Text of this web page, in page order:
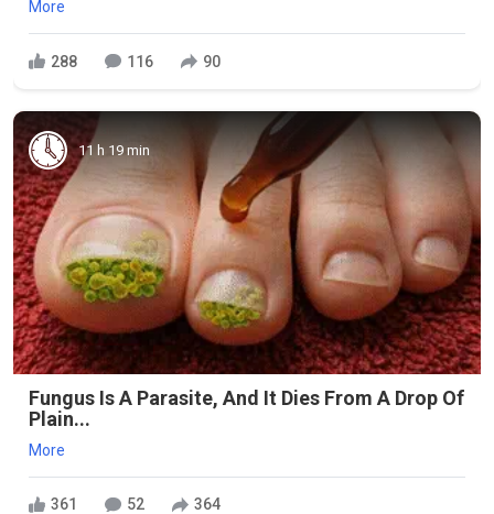
More
288 116 90
11 h 19 min
Fungus Is A Parasite, And It Dies From A Drop Of
Plain...
More
361 52 364